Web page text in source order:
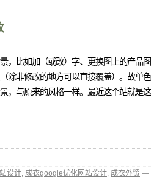
，比如加（或改）字、更换图上的产品
除非修改的地方可以直接覆盖）。故
，与原来的风格一样。最近这个站就是
设计, 成衣google优化网站设计, 成衣外贸 —